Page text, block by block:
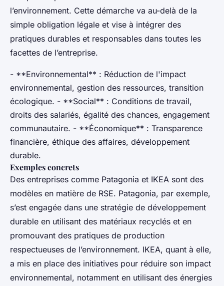
l’environnement. Cette démarche va au-delà de la
simple obligation légale et vise à intégrer des
pratiques durables et responsables dans toutes les
facettes de l’entreprise.
- **Environnemental** : Réduction de l'impact
environnemental, gestion des ressources, transition
écologique. - **Social** : Conditions de travail,
droits des salariés, égalité des chances, engagement
communautaire. - **Économique** : Transparence
financière, éthique des affaires, développement
durable.
Exemples concrets
Des entreprises comme Patagonia et IKEA sont des
modèles en matière de RSE. Patagonia, par exemple,
s’est engagée dans une stratégie de développement
durable en utilisant des matériaux recyclés et en
promouvant des pratiques de production
respectueuses de l’environnement. IKEA, quant à elle,
a mis en place des initiatives pour réduire son impact
environnemental, notamment en utilisant des énergies